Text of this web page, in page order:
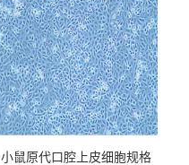
小鼠原代口腔上皮细胞规格